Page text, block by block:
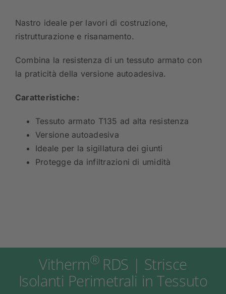
Nastro ideale per lavori di costruzione,
ristrutturazione e risanamento.
Combina la resistenza di un tessuto armato con
la praticità della versione autoadesiva.
Caratteristiche:
Tessuto armato T135 ad alta resistenza
Versione autoadesiva
Ideale per la sigillatura dei giunti
Protegge da infiltrazioni di umidità
Vitherm® RDS | Strisce
Isolanti Perimetrali in Tessuto